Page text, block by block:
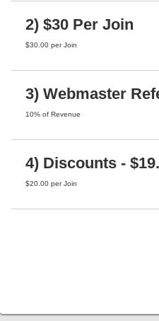
2) $30 Per Join
$30.00 per Join
3) Webmaster
10% of Revenue
4) Discounts -
$20.00 per Join